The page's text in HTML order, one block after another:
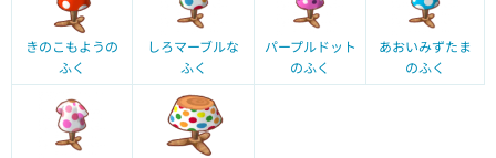
きのこもようの
ふく
しろマーブルな
ふく
パープルドット
のふく
あおいみずたま
のふく